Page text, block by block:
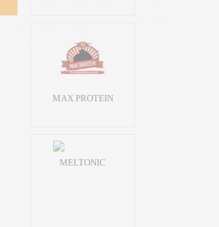
MAX PROTEIN
MELTONIC